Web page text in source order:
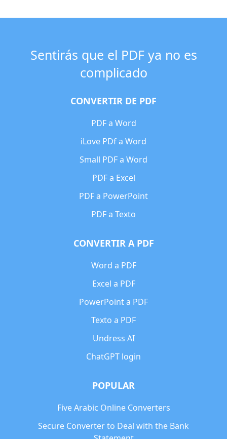
Sentirás que el PDF ya no es
complicado
CONVERTIR DE PDF
PDF a Word
iLove PDf a Word
Small PDF a Word
PDF a Excel
PDF a PowerPoint
PDF a Texto
CONVERTIR A PDF
Word a PDF
Excel a PDF
PowerPoint a PDF
Texto a PDF
Undress AI
ChatGPT login
POPULAR
Five Arabic Online Converters
Secure Converter to Deal with the Bank